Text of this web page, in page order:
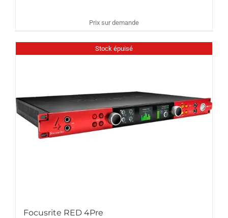
Prix sur demande
Stock épuisé
Focusrite RED 4Pre